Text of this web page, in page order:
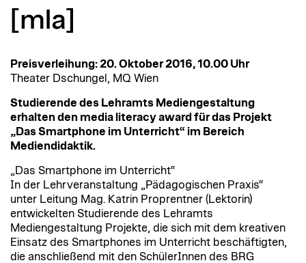
[mla]
Preisverleihung: 20. Oktober 2016, 10.00 Uhr
Theater Dschungel, MQ Wien
Studierende des Lehramts Mediengestaltung
erhalten den media literacy award für das Projekt
„Das Smartphone im Unterricht“ im Bereich
Mediendidaktik.
„Das Smartphone im Unterricht“
In der Lehrveranstaltung „Pädagogischen Praxis“
unter Leitung Mag. Katrin Proprentner (Lektorin)
entwickelten Studierende des Lehramts
Mediengestaltung Projekte, die sich mit dem kreativen
Einsatz des Smartphones im Unterricht beschäftigten,
die anschließend mit den SchülerInnen des BRG